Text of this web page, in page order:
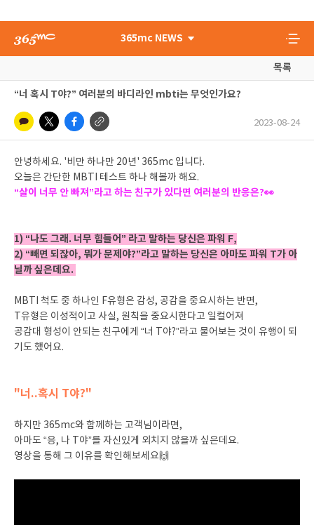
365mc NEWS
목록
“너 혹시 T야?” 여러분의 바디라인 mbti는 무엇인가요?
2023-08-24
안녕하세요. '비만 하나만 20년' 365mc 입니다.
오늘은 간단한 MBTI 테스트 하나 해볼까 해요.
“살이 너무 안 빠져”라고 하는 친구가 있다면 여러분의 반응은?👀
1) “나도 그래. 너무 힘들어” 라고 말하는 당신은 파워 F,
2) “빼면 되잖아, 뭐가 문제야?”라고 말하는 당신은 아마도 파워 T가 아
닐까 싶은데요.
MBTI 척도 중 하나인 F유형은 감성, 공감을 중요시하는 반면,
T유형은 이성적이고 사실, 원칙을 중요시한다고 일컬어져
공감대 형성이 안되는 친구에게 “너 T야?”라고 물어보는 것이 유행이 되
기도 했어요.
"너..혹시 T야?"
하지만 365mc와 함께하는 고객님이라면,
아마도 “응, 나 T야”를 자신있게 외치지 않을까 싶은데요.
영상을 통해 그 이유를 확인해보세요🙌